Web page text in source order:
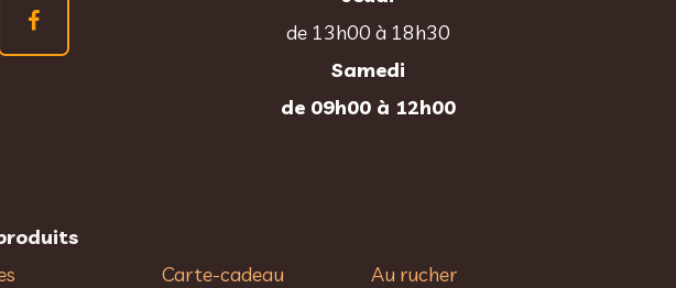
de 13h00 à 18h30
Samedi
de 09h00 à 12h00
Carte-cadeau
Au rucher​